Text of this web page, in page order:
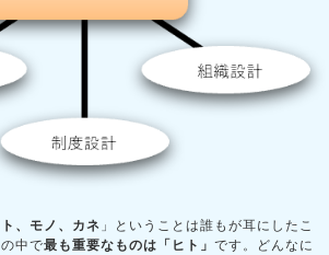
ト、モノ、カネ 」ということは誰もが耳にしたこ
中で最も重要なものは「ヒト」 です。どんなに